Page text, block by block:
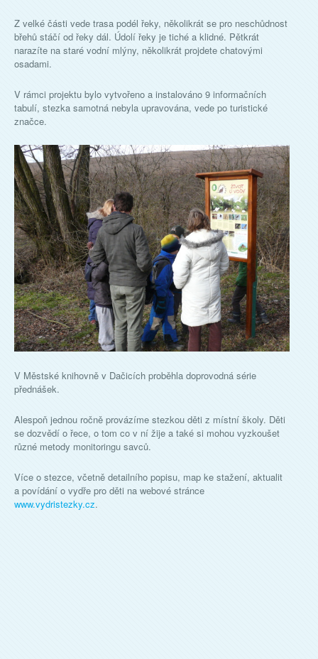
Z velké části vede trasa podél řeky, několikrát se pro neschůdnost
břehů stáčí od řeky dál. Údolí řeky je tiché a klidné. Pětkrát
narazíte na staré vodní mlýny, několikrát projdete chatovými
osadami.
V rámci projektu bylo vytvořeno a instalováno 9 informačních
tabulí, stezka samotná nebyla upravována, vede po turistické
značce.
V Městské knihovně v Dačicích proběhla doprovodná série
přednášek.
Alespoň jednou ročně provázíme stezkou děti z místní školy. Děti
se dozvědí o řece, o tom co v ní žije a také si mohou vyzkoušet
různé metody monitoringu savců.
Více o stezce, včetně detailního popisu, map ke stažení, aktualit
a povídání o vydře pro děti na webové stránce
www.vydristezky.cz.